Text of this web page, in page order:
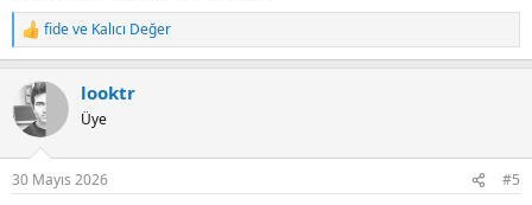
R
e
c
t
i
s
fideve Kalıcı Değer
looktr
Üye
30 Mayıs 2026 #5